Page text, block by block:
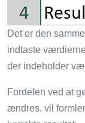
Det er den
indtaste
der indeholder
Fordelen ved at
ændres, vil